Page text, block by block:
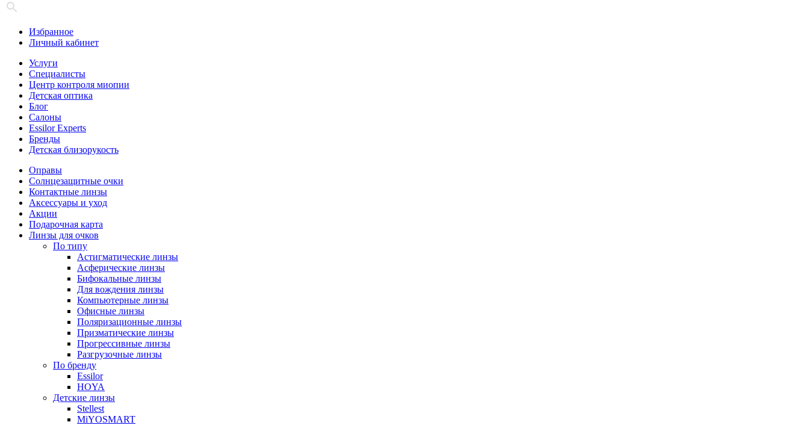
Избранное
Личный кабинет
Услуги
Специалисты
Центр контроля миопии
Детская оптика
Блог
Салоны
Essilor Experts
Бренды
Детская близорукость
Оправы
Солнцезащитные очки
Контактные линзы
Аксессуары и уход
Акции
Подарочная карта
Линзы для очков
По типу
Астигматические линзы
Асферические линзы
Бифокальные линзы
Для вождения линзы
Компьютерные линзы
Офисные линзы
Поляризационные линзы
Призматические линзы
Прогрессивные линзы
Разгрузочные линзы
По бренду
Essilor
HOYA
Детские линзы
Stellest
MiYOSMART